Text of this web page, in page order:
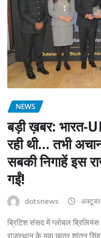
NEWS
बड़ी ख़बर: भारत-
रही थी… तभी
सबकी निगाहें इस
गईं!
dotsnews
ब्रिटिश संसद में ग्लोबल
राजस्थान के युवा छात्र शांतनु